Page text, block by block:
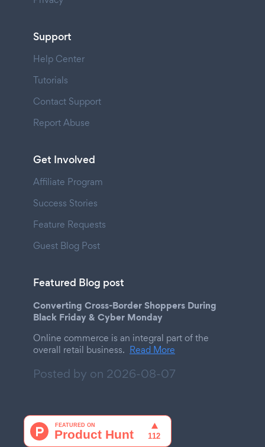
Support
Help Center
Tutorials
Contact Support
Report Abuse
Get Involved
Affiliate Program
Success Stories
Feature Requests
Guest Blog Post
Featured Blog post
Converting Cross-Border Shoppers During
Black Friday & Cyber Monday
Online commerce is an integral part of the
overall retail business. Read More
Posted by on 2026-08-07